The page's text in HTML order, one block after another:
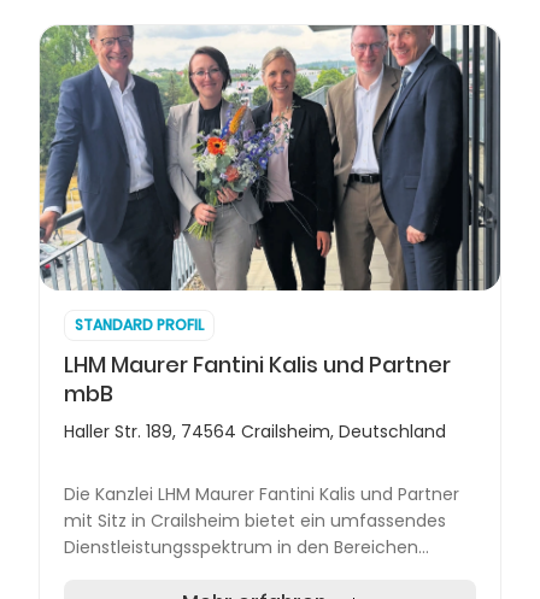
STANDARD PROFIL
LHM Maurer Fantini Kalis und Partner
mbB
Haller Str. 189, 74564 Crailsheim, Deutschland
Die Kanzlei LHM Maurer Fantini Kalis und Partner
mit Sitz in Crailsheim bietet ein umfassendes
Dienstleistungsspektrum in den Bereichen